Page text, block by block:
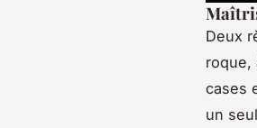
Deux
roque,
cases
un